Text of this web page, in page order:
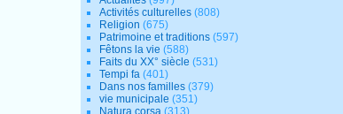
Activités culturelles (808)
Religion (675)
Patrimoine et traditions (597)
Fêtons la vie (588)
Faits du XX° siècle (531)
Tempi fa (401)
Dans nos familles (379)
vie municipale (351)
Natura corsa (313)